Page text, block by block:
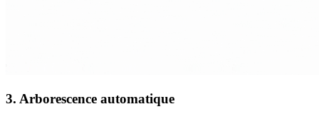
3. Arborescence automatique